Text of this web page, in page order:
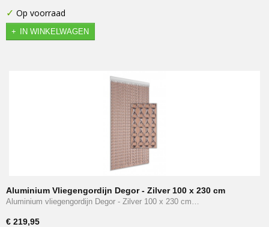
✓ Op voorraad
IN WINKELWAGEN
Aluminium Vliegengordijn Degor - Zilver 100 x 230 cm
Aluminium vliegengordijn Degor - Zilver 100 x 230 cm…
€ 219,95